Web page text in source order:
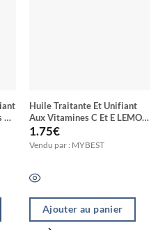
et
Huile Traitante Et Unifiant
Aux Vitamines C Et E LEMON
CLEAR
1.75€
Vendu par : MYBEST
Ajouter au panier